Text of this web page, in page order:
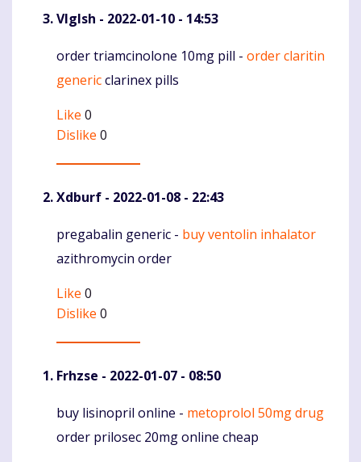
Vlglsh - 2022-01-10 - 14:53
Komentaras
order triamcinolone 10mg pill - order claritin
genericclarinex pills
Like 0
Dislike 0
Xdburf - 2022-01-08 - 22:43
Komentaras
pregabalin generic - buy ventolin inhalator
azithromycin order
Like 0
Dislike 0
Frhzse - 2022-01-07 - 08:50
Komentaras
buy lisinopril online - metoprolol 50mg drug
order prilosec 20mg online cheap